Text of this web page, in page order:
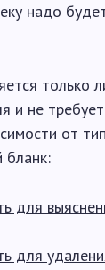
надо
только
и не требует
от
бланк:
для
для